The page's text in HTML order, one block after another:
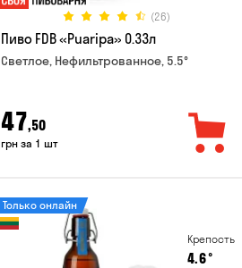
(26)
Пиво FDB «Puaripa» 0.33л
Светлое, Нефильтрованное, 5.5°
47,50
грн за 1 шт
Крепость
4.6°
Только онлайн